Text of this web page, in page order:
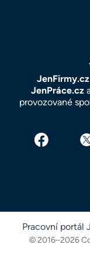
JenFirmy.cz
JenPráce.cz
provozované
Pracovní portál
© 2016–2026